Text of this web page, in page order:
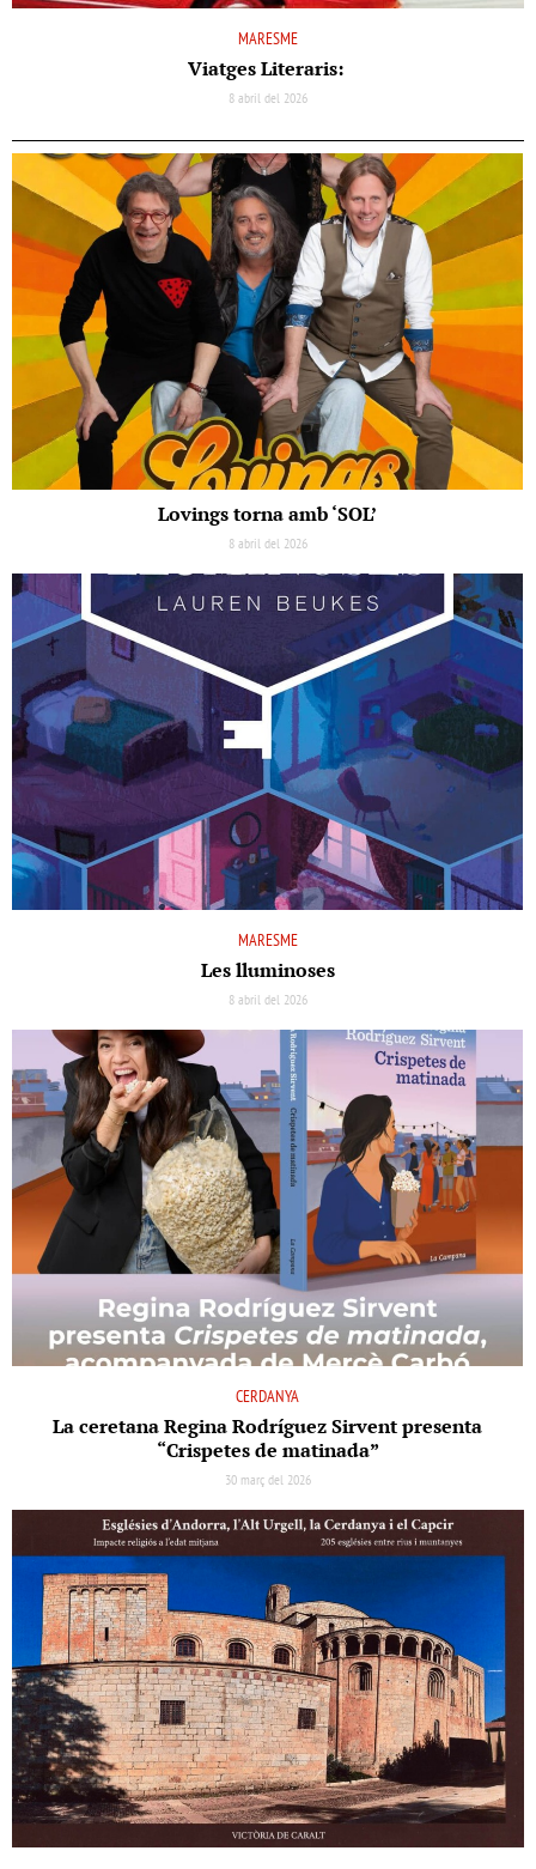
MARESME
Viatges Literaris:
8 abril del 2026
Lovings torna amb ‘SOL’
8 abril del 2026
MARESME
Les lluminoses
8 abril del 2026
CERDANYA
La ceretana Regina Rodríguez Sirvent presenta
“Crispetes de matinada”
30 març del 2026